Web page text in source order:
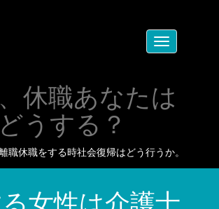
Toggle
navigation
休職あなたは
どうする？
職休職をする時社会復帰はどう行うか。
女性は介護士